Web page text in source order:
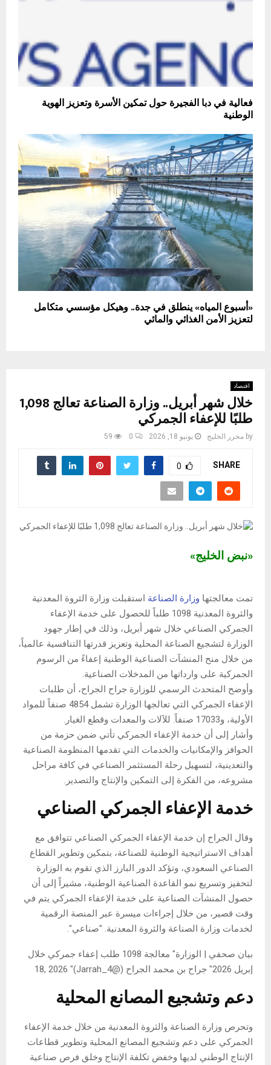
فعالية في دبا الفجيرة حول تمكين الأسرة وتعزيز الهوية
الوطنية
«أسبوع المياه» ينطلق في جدة.. وهيكل مؤسسي متكامل
لتعزيز الأمن الغذائي والمائي
اقتصاد
خلال شهر أبريل.. وزارة الصناعة تعالج 1,098
طلبًا للإعفاء الجمركي
by محرر الخليج يونيو 18, 2026 0
59
SHARE
0
«نبض الخليج»
تمت معالجتها وزارة الصناعة استقبلت وزارة الثروة المعدنية
والثروة المعدنية 1098 طلباً للحصول على خدمة الإعفاء
الجمركي الصناعي خلال شهر أبريل، وذلك في إطار جهود
الوزارة لتشجيع الصناعة المحلية وتعزيز قدرتها التنافسية عالمياً،
من خلال منح المنشآت الصناعية الوطنية إعفاءً من الرسوم
الجمركية على وارداتها من المدخلات الصناعية.
وأوضح المتحدث الرسمي للوزارة جراح الجراح، أن طلبات
الإعفاء الجمركي التي تعالجها الوزارة تشمل 4854 صنفاً للمواد
الأولية، و17033 صنفاً. للآلات والمعدات وقطع الغيار.
وأشار إلى أن خدمة الإعفاء الجمركي تأتي ضمن حزمة من
الحوافز والإمكانيات والخدمات التي تقدمها المنظومة الصناعية
والتعدينية، لتسهيل رحلة المستثمر الصناعي في كافة مراحل
مشروعه، من الفكرة إلى التمكين والإنتاج والتصدير.
خدمة الإعفاء الجمركي الصناعي
وقال الجراح إن خدمة الإعفاء الجمركي الصناعي تتوافق مع
أهداف الاستراتيجية الوطنية للصناعة، بتمكين وتطوير القطاع
الصناعي السعودي، وتؤكد الدور البارز الذي تقوم به الوزارة
لتحفيز وتسريع نمو القاعدة الصناعية الوطنية، مشيراً إلى أن
حصول المنشآت الصناعية على خدمة الإعفاء الجمركي يتم في
وقت قصير، من خلال إجراءات ميسرة عبر المنصة الرقمية
لخدمات وزارة الصناعة والثروة المعدنية. "صناعي".
بيان صحفي | الوزارة" معالجة 1098 طلب إعفاء جمركي خلال
إبريل 2026" جراح بن محمد الجراح (@Jarrah_4)" 18, 2026
دعم وتشجيع المصانع المحلية
وتحرص وزارة الصناعة والثروة المعدنية من خلال خدمة الإعفاء
الجمركي على دعم وتشجيع المصانع المحلية وتطوير قطاعات
الإنتاج الوطني لديها وخفض تكلفة الإنتاج وخلق فرص صناعية